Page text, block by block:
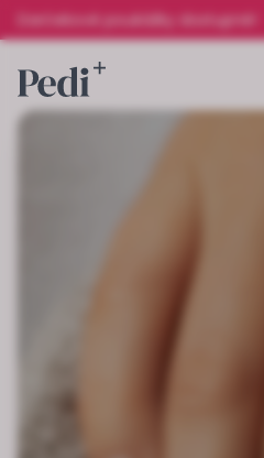
Darčekové poukážky dostupné!